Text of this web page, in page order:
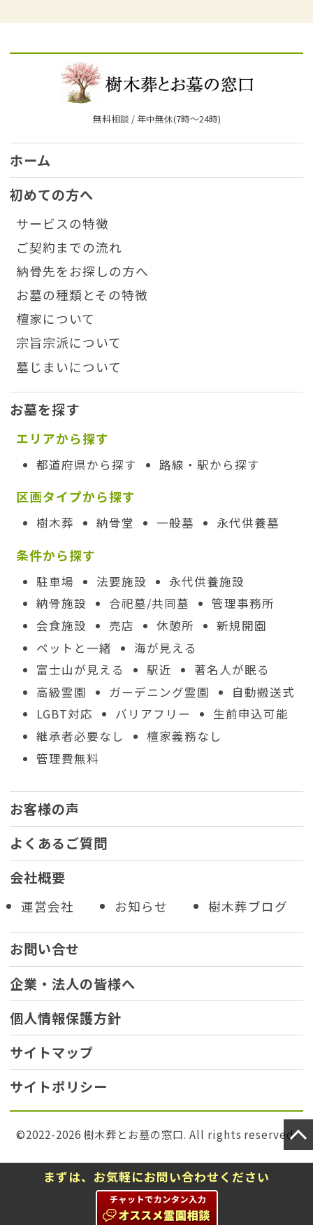
無料相談 / 年中無休(7時〜24時)
ホーム
初めての方へ
サービスの特徴
ご契約までの流れ
納骨先をお探しの方へ
お墓の種類とその特徴
檀家について
宗旨宗派について
墓じまいについて
お墓を探す
エリアから探す
都道府県から探す 路線・駅から探す
区画タイプから探す
樹木葬 納骨堂 一般墓 永代供養墓
条件から探す
駐車場 法要施設
永代供養施設
納骨施設
合祀墓/共同墓
管理事務所
会食施設
売店 休憩所
新規開園
ペットと一緒
海が見える
富士山が見える
駅近
著名人が眠る
高級霊園
ガーデニング霊園
自動搬送式
LGBT対応
バリアフリー
生前申込可能
継承者必要なし
檀家義務なし
管理費無料
お客様の声
よくあるご質問
会社概要
運営会社 お知らせ 樹木葬ブログ
お問い合せ
企業・法人の皆様へ
個人情報保護方針
サイトマップ
サイトポリシー
©2022-2026 樹木葬とお墓の窓口. All rights reserved.
まずは、お気軽にお問い合わせください